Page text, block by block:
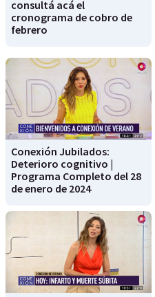
consultá acá el
cronograma de cobro de
febrero
Conexión Jubilados:
Deterioro cognitivo |
Programa Completo del 28
de enero de 2024